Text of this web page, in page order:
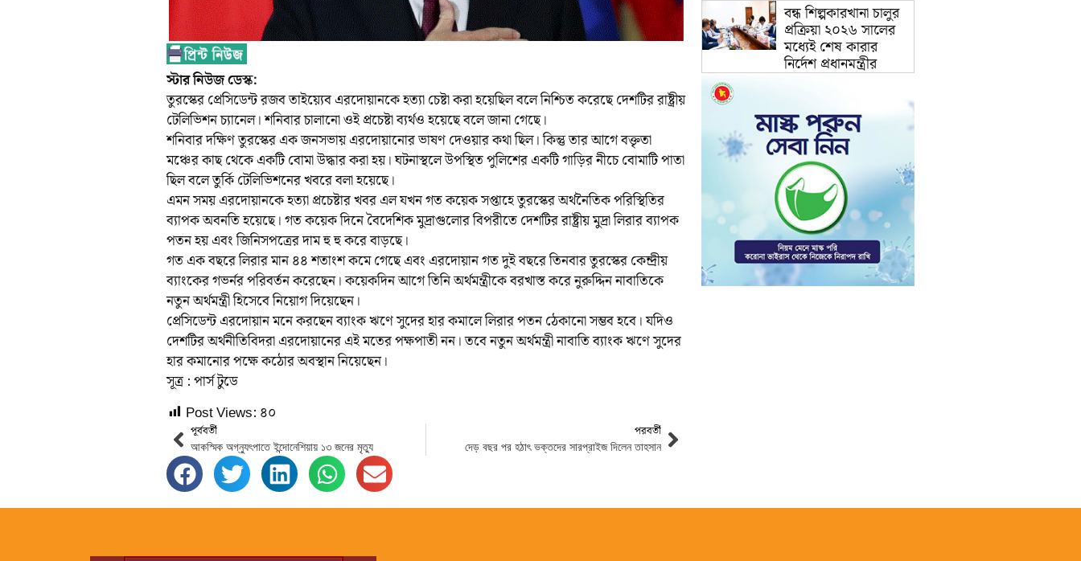
স্টার নিউজ ডেস্ক:
তুরস্কের প্রেসিডেন্ট রজব তাইয়্যেব এরদোয়ানকে হত্যা চেষ্টা করা হয়েছিল বলে নিশ্চিত করেছে দেশটির রাষ্ট্রীয়
টেলিভিশন চ্যানেল। শনিবার চালানো ওই প্রচেষ্টা ব্যর্থও হয়েছে বলে জানা গেছে।
শনিবার দক্ষিণ তুরস্কের এক জনসভায় এরদোয়ানোর ভাষণ দেওয়ার কথা ছিল। কিন্তু তার আগে বক্তৃতা
মঞ্চের কাছ থেকে একটি বোমা উদ্ধার করা হয়। ঘটনাস্থলে উপস্থিত পুলিশের একটি গাড়ির নীচে বোমাটি পাতা
ছিল বলে তুর্কি টেলিভিশনের খবরে বলা হয়েছে।
এমন সময় এরদোয়ানকে হত্যা প্রচেষ্টার খবর এল যখন গত কয়েক সপ্তাহে তুরস্কের অর্থনৈতিক পরিস্থিতির
ব্যাপক অবনতি হয়েছে। গত কয়েক দিনে বৈদেশিক মুদ্রাগুলোর বিপরীতে দেশটির রাষ্ট্রীয় মুদ্রা লিরার ব্যাপক
পতন হয় এবং জিনিসপত্রের দাম হু হু করে বাড়ছে।
গত এক বছরে লিরার মান ৪৪ শতাংশ কমে গেছে এবং এরদোয়ান গত দুই বছরে তিনবার তুরস্কের কেন্দ্রীয়
ব্যাংকের গভর্নর পরিবর্তন করেছেন। কয়েকদিন আগে তিনি অর্থমন্ত্রীকে বরখাস্ত করে নুরুদ্দিন নাবাতিকে
নতুন অর্থমন্ত্রী হিসেবে নিয়োগ দিয়েছেন।
প্রেসিডেন্ট এরদোয়ান মনে করছেন ব্যাংক ঋণে সুদের হার কমালে লিরার পতন ঠেকানো সম্ভব হবে। যদিও
দেশটির অর্থনীতিবিদরা এরদোয়ানের এই মতের পক্ষপাতী নন। তবে নতুন অর্থমন্ত্রী নাবাতি ব্যাংক ঋণে সুদের
হার কমানোর পক্ষে কঠোর অবস্থান নিয়েছেন।
সূত্র : পার্স টুডে
Post Views: ৪০
পূর্ববর্তী
আকস্মিক অগ্ন্যুৎপাতে ইন্দোনেশিয়ায় ১৩ জনের মৃত্যু
পরবর্তী
দেড় বছর পর হঠাৎ ভক্তদের সারপ্রাইজ দিলেন তাহসান
বন্ধ শিল্পকারখানা চালুর
প্রক্রিয়া ২০২৬ সালের
মধ্যেই শেষ কারার
নির্দেশ প্রধানমন্ত্রীর